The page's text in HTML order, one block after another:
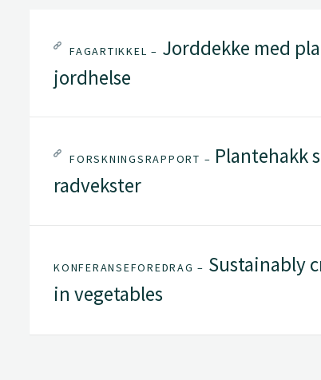
FAGARTIKKEL – Jorddekke med
jordhelse
FORSKNINGSRAPPORT – Plantehakk
radvekster
KONFERANSEFOREDRAG – Sustainably
in vegetables